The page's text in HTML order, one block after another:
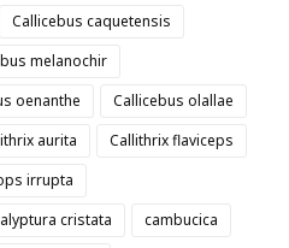
Callicebus caquetensis
melanochir
oenanthe
Callicebus olallae
aurita
Callithrix flaviceps
irrupta
cristata
cambucica